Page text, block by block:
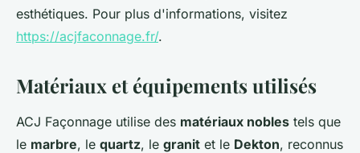
esthétiques. Pour plus d'informations, visitez
https://acjfaconnage.fr/.
Matériaux et équipements utilisés
ACJ Façonnage utilise des matériaux nobles tels que
le marbre, le quartz, le granit et le Dekton, reconnus